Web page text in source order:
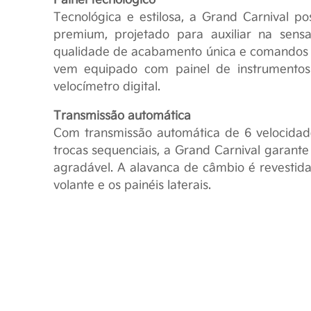
*Consentimento para
Tecnológica e estilosa, a Grand Carnival
premium, projetado para auxiliar na
qualidade de acabamento única e
vem equipado com painel de
velocímetro digital.
Transmissão automática
Com transmissão automática de 6
trocas sequenciais, a Grand Carnival
agradável. A alavanca de câmbio é
volante e os painéis laterais.
site, crie em
clientes, potenciais
Nossa
e terceiros